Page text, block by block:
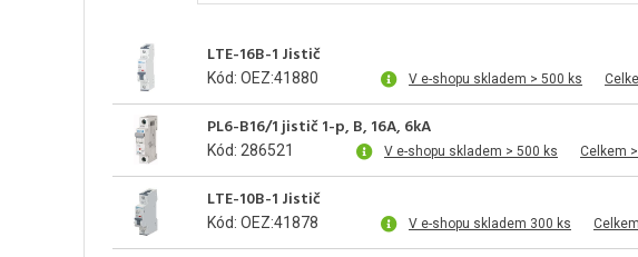
LTE-16B-1 Jistič
Kód: OEZ:41880 V e-shopu skladem > 500 ks
PL6-B16/1 jistič 1-p, B, 16A, 6kA
Kód: 286521 V e-shopu skladem > 500 ks Celkem
LTE-10B-1 Jistič
Kód: OEZ:41878 V e-shopu skladem 300 ks